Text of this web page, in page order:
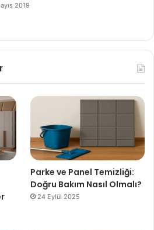
2019
Parke ve Panel Temizliği:
Doğru Bakım Nasıl Olmalı?
24 Eylül 2025